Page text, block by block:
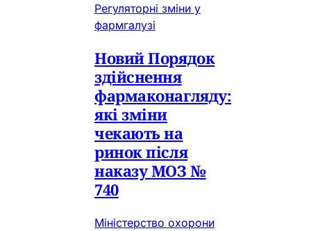
Регуляторні зміни у
фармгалузі
Новий Порядок
здійснення
фармаконагляду:
які зміни
чекають на
ринок після
наказу МОЗ №
740
Міністерство охорони